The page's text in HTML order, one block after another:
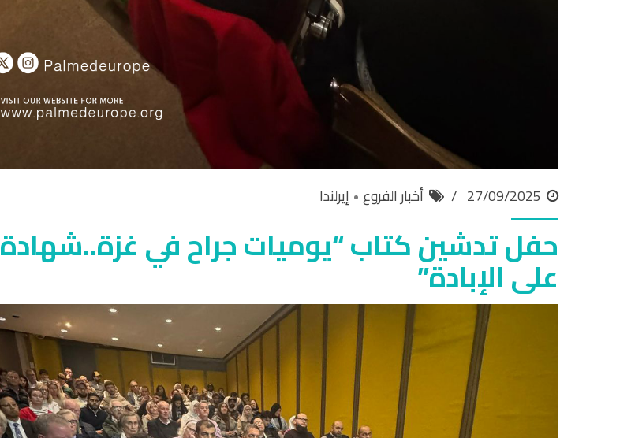
27/09/2025 أخبار الفروع إيرلندا
حفل تدشين كتاب “يوميات جراح في غزة..شهادة
على الإبادة”